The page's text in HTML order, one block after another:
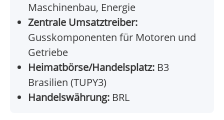
Maschinenbau, Energie
Zentrale Umsatztreiber:
Gusskomponenten für Motoren und
Getriebe
Heimatbörse/Handelsplatz: B3
Brasilien (TUPY3)
Handelswährung: BRL